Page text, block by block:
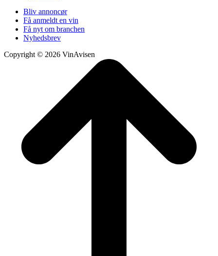
Bliv annoncør
Få anmeldt en vin
Få nyt om branchen
Nyhedsbrev
Copyright © 2026 VinAvisen